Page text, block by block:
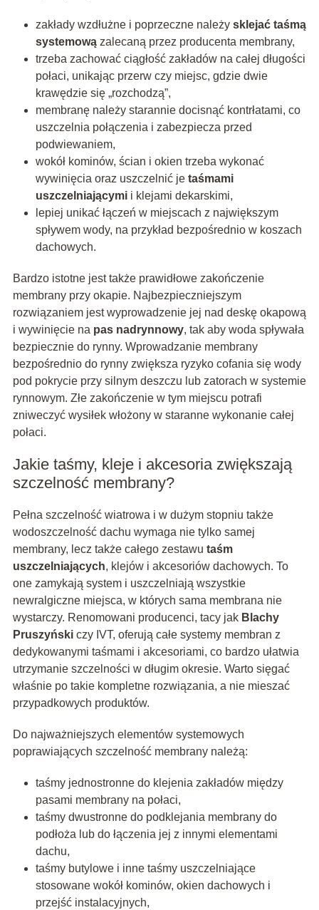
zakłady wzdłużne i poprzeczne należy sklejać taśmą
systemowązalecaną przez producenta membrany,
trzeba zachować ciągłość zakładów na całej długości
połaci, unikając przerw czy miejsc, gdzie dwie
krawędzie się „rozchodzą”,
membranę należy starannie docisnąć kontrłatami, co
uszczelnia połączenia i zabezpiecza przed
podwiewaniem,
wokół kominów, ścian i okien trzeba wykonać
wywinięcia oraz uszczelnić je taśmami
uszczelniającymii klejami dekarskimi,
lepiej unikać łączeń w miejscach z największym
spływem wody, na przykład bezpośrednio w koszach
dachowych.
Bardzo istotne jest także prawidłowe zakończenie
membrany przy okapie. Najbezpieczniejszym
rozwiązaniem jest wyprowadzenie jej nad deskę okapową
i wywinięcie na pas nadrynnowy, tak aby woda spływała
bezpiecznie do rynny. Wprowadzanie membrany
bezpośrednio do rynny zwiększa ryzyko cofania się wody
pod pokrycie przy silnym deszczu lub zatorach w systemie
rynnowym. Złe zakończenie w tym miejscu potrafi
zniweczyć wysiłek włożony w staranne wykonanie całej
połaci.
Jakie taśmy, kleje i akcesoria zwiększają
szczelność membrany?
Pełna szczelność wiatrowa i w dużym stopniu także
wodoszczelność dachu wymaga nie tylko samej
membrany, lecz także całego zestawu taśm
uszczelniających, klejów i akcesoriów dachowych. To
one zamykają system i uszczelniają wszystkie
newralgiczne miejsca, w których sama membrana nie
wystarczy. Renomowani producenci, tacy jak Blachy
Pruszyńskiczy IVT, oferują całe systemy membran z
dedykowanymi taśmami i akcesoriami, co bardzo ułatwia
utrzymanie szczelności w długim okresie. Warto sięgać
właśnie po takie kompletne rozwiązania, a nie mieszać
przypadkowych produktów.
Do najważniejszych elementów systemowych
poprawiających szczelność membrany należą:
taśmy jednostronne do klejenia zakładów między
pasami membrany na połaci,
taśmy dwustronne do podklejania membrany do
podłoża lub do łączenia jej z innymi elementami
dachu,
taśmy butylowe i inne taśmy uszczelniające
stosowane wokół kominów, okien dachowych i
przejść instalacyjnych,